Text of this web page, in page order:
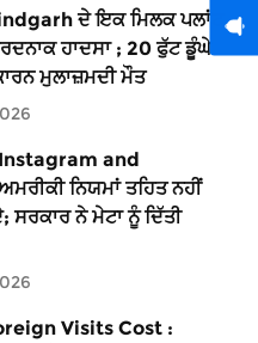
ਦੇ ਇਕ ਮਿਲਕ ਪਲਾਂਟ
ਹਾਦਸਾ ; 20 ਫੁੱਟ ਡੂੰਘੇ
ਮੁਲਾਜ਼ਮਦੀ ਮੌਤ
and
ਨਿਯਮਾਂ ਤਹਿਤ ਨਹੀਂ
ਸਰਕਾਰ ਨੇ ਮੇਟਾ ਨੂੰ ਦਿੱਤੀ
Visits Cost :